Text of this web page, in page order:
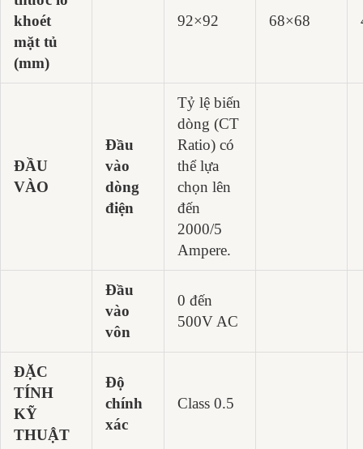
khoét
mặt tủ
(mm)
92×92 68×68
ĐẦU
VÀO
Đầu
vào
dòng
điện
Tỷ lệ biến
dòng (CT
Ratio) có
thể lựa
chọn lên
đến
2000/5
Ampere.
Đầu
vào
vôn
0 đến
500V AC
ĐẶC
TÍNH
KỸ
THUẬT
Độ
chính
xác
Class 0.5